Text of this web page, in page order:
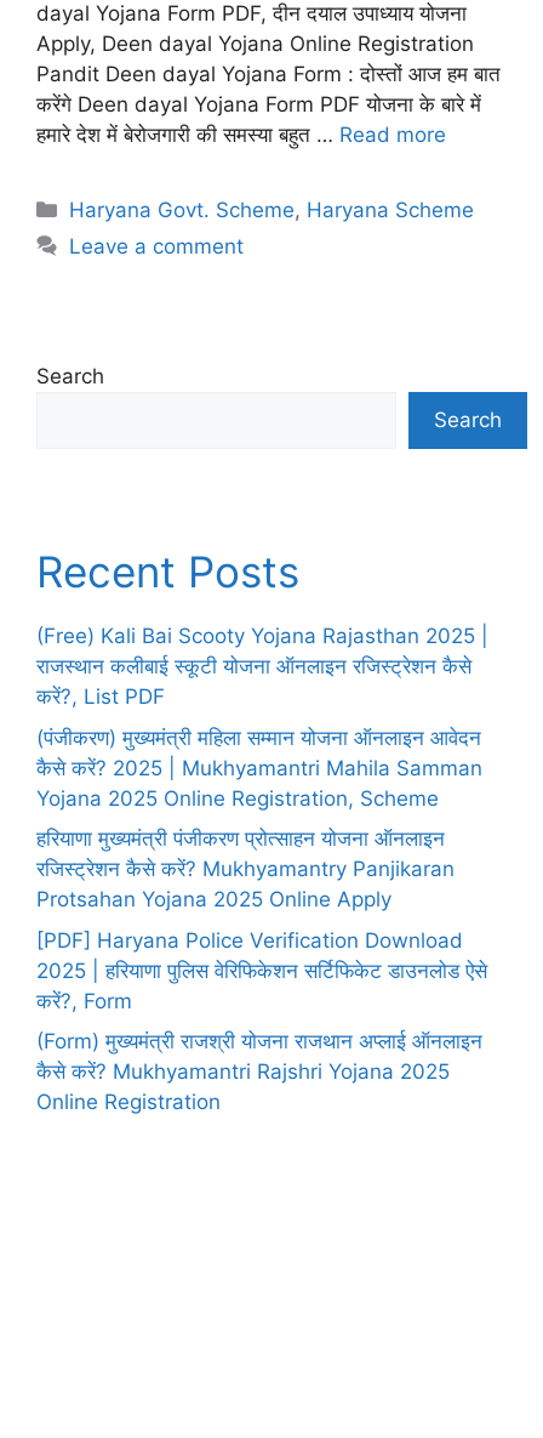
dayal Yojana Form PDF, दीन दयाल उपाध्याय योजना
Apply, Deen dayal Yojana Online Registration
Pandit Deen dayal Yojana Form : दोस्तों आज हम बात
करेंगे Deen dayal Yojana Form PDF योजना के बारे में
हमारे देश में बेरोजगारी की समस्या बहुत … Read more
Categories
Haryana Govt. Scheme, Haryana Scheme
Leave a comment
Search
Search
Recent Posts
(Free) Kali Bai Scooty Yojana Rajasthan 2025 |
राजस्थान कलीबाई स्कूटी योजना ऑनलाइन रजिस्ट्रेशन कैसे
करें?, List PDF
(पंजीकरण) मुख्यमंत्री महिला सम्मान योजना ऑनलाइन आवेदन
कैसे करें? 2025 | Mukhyamantri Mahila Samman
Yojana 2025 Online Registration, Scheme
हरियाणा मुख्यमंत्री पंजीकरण प्रोत्साहन योजना ऑनलाइन
रजिस्ट्रेशन कैसे करें? Mukhyamantry Panjikaran
Protsahan Yojana 2025 Online Apply
[PDF] Haryana Police Verification Download
2025 | हरियाणा पुलिस वेरिफिकेशन सर्टिफिकेट डाउनलोड ऐसे
करें?, Form
(Form) मुख्यमंत्री राजश्री योजना राजथान अप्लाई ऑनलाइन
कैसे करें? Mukhyamantri Rajshri Yojana 2025
Online Registration